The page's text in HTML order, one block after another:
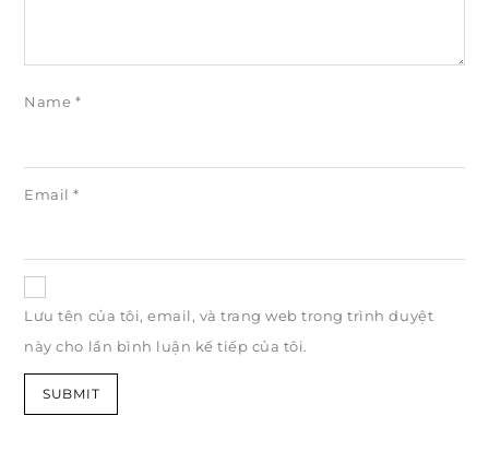
Name *
Email*
Lưu tên của tôi, email, và trang web trong trình duyệt
này cho lần bình luận kế tiếp của tôi.